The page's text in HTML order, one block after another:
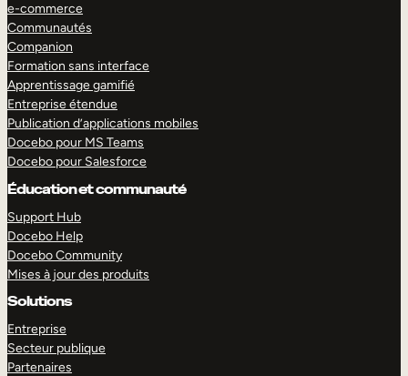
e-commerce
Communautés
Companion
Formation sans interface
Apprentissage gamifié
Entreprise étendue
Publication d’applications mobiles
Docebo pour MS Teams
Docebo pour Salesforce
Éducation et communauté
Support Hub
Docebo Help
Docebo Community
Mises à jour des produits
Solutions
Entreprise
Secteur publique
Partenaires